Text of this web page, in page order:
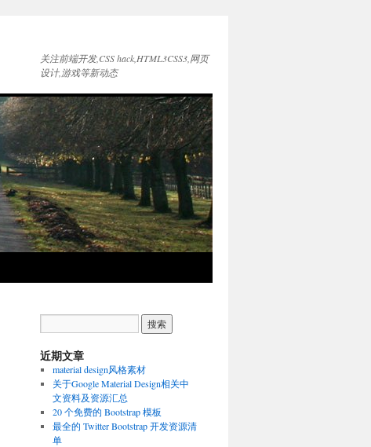
关注前端开发,CSS hack,HTML3CSS3,网页
设计,游戏等新动态
近期文章
material design风格素材
关于Google Material Design相关中
文资料及资源汇总
20 个免费的 Bootstrap 模板
最全的 Twitter Bootstrap 开发资源清
单